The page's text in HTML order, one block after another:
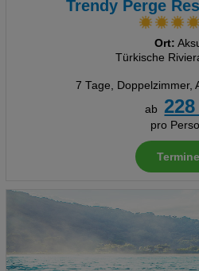
Trendy Perge
Ort:
Türkische
7 Tage, Doppelzimmer,
ab
pro
Termine